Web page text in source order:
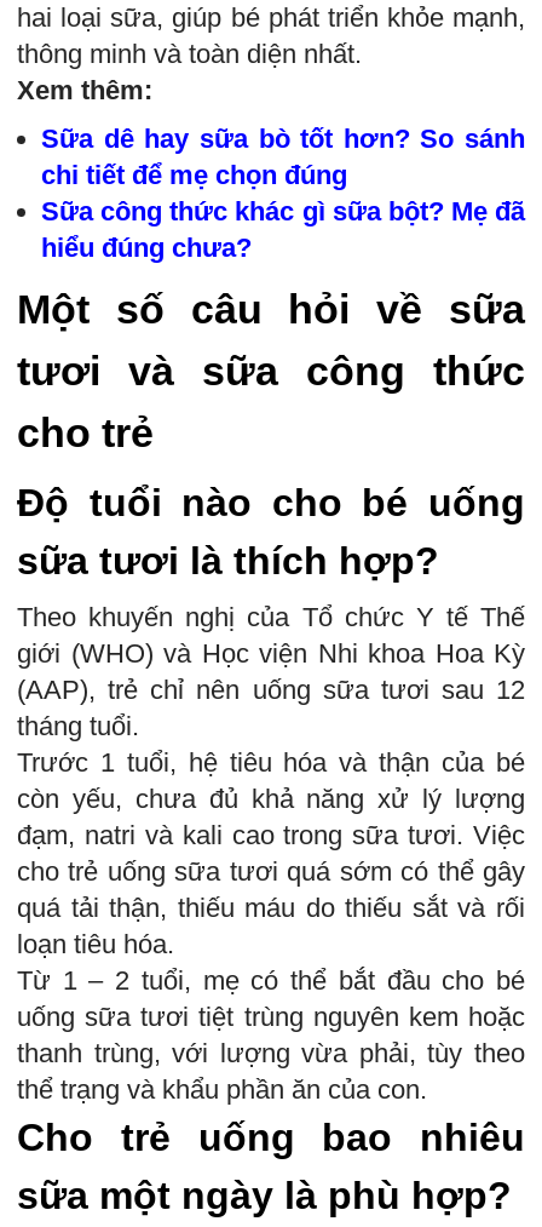
hai loại sữa, giúp bé phát triển khỏe mạnh,
thông minh và toàn diện nhất.
Xem thêm:
Sữa dê hay sữa bò tốt hơn? So sánh
chi tiết để mẹ chọn đúng
Sữa công thức khác gì sữa bột? Mẹ đã
hiểu đúng chưa?
Một số câu hỏi về sữa
tươi và sữa công thức
cho trẻ
Độ tuổi nào cho bé uống
sữa tươi là thích hợp?
Theo khuyến nghị của Tổ chức Y tế Thế
giới (WHO) và Học viện Nhi khoa Hoa Kỳ
(AAP), trẻ chỉ nên uống sữa tươi sau 12
tháng tuổi.
Trước 1 tuổi, hệ tiêu hóa và thận của bé
còn yếu, chưa đủ khả năng xử lý lượng
đạm, natri và kali cao trong sữa tươi. Việc
cho trẻ uống sữa tươi quá sớm có thể gây
quá tải thận, thiếu máu do thiếu sắt và rối
loạn tiêu hóa.
Từ 1 – 2 tuổi, mẹ có thể bắt đầu cho bé
uống sữa tươi tiệt trùng nguyên kem hoặc
thanh trùng, với lượng vừa phải, tùy theo
thể trạng và khẩu phần ăn của con.
Cho trẻ uống bao nhiêu
sữa một ngày là phù hợp?